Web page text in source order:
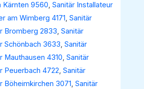
Kärnten 9560,Sanitär Installateur
am Wimberg 4171,Sanitär
Bromberg 2833,Sanitär
Schönbach 3633,Sanitär
Mauthausen 4310,Sanitär
Peuerbach 4722,Sanitär
Böheimkirchen 3071,Sanitär